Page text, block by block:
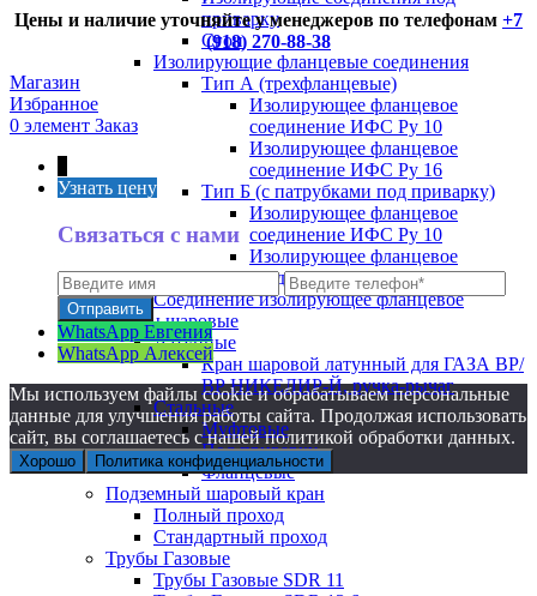
приварку
Сгон
Изолирующие фланцевые соединения
Тип А (трехфланцевые)
Изолирующее фланцевое
соединение ИФС Ру 10
Изолирующее фланцевое
соединение ИФС Ру 16
Тип Б (с патрубками под приварку)
Изолирующее фланцевое
соединение ИФС Ру 10
Изолирующее фланцевое
соединение ИФС Ру 16
Соединение изолирующее фланцевое
Краны шаровые
Латунные
Кран шаровой латунный для ГАЗА ВР/
ВР НИКЕЛИР-Й, ручка-рычаг
Стальные
Муфтовые
Под приварку
Фланцевые
Подземный шаровый кран
Полный проход
Стандартный проход
Трубы Газовые
Трубы Газовые SDR 11
Цены и наличие уточняйте у менеджеров по телефонам +7
(918) 270-88-38
Магазин
Избранное
0 элемент Заказ
Узнать цену
Связаться с нами
WhatsApp Евгения
WhatsApp Алексей
Мы используем файлы cookie и обрабатываем персональные
данные для улучшения работы сайта. Продолжая использовать
сайт, вы соглашаетесь с нашей политикой обработки данных.
Хорошо Политика конфиденциальности